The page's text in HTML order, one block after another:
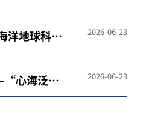
究会开展
读书研讨活
洋地球科学
赋能海报制
2026-06-23
心海泛
探索活动举
2026-06-23